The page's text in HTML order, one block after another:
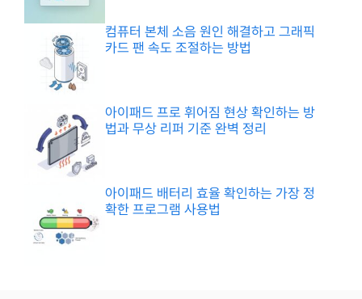
컴퓨터 본체 소음 원인 해결하고 그래픽
카드 팬 속도 조절하는 방법
아이패드 프로 휘어짐 현상 확인하는 방
법과 무상 리퍼 기준 완벽 정리
아이패드 배터리 효율 확인하는 가장 정
확한 프로그램 사용법